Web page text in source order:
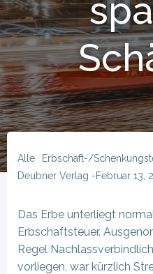
Alle
Erbschaft-/
Deubner Verlag -Februar 13,
Das Erbe unterliegt
Erbschaftsteuer.
Regel
vorliegen, war kürzlich